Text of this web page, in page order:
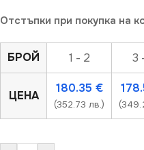
Отстъпки при покупка на
БРОЙ 1 - 2 3
ЦЕНА
180.35 €
(352.73 лв.)